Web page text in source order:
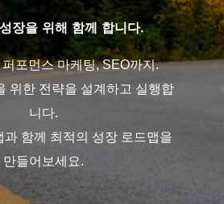
장을 위해 함께 합니다.
포먼스 마케팅, SEO까지.
위한 전략을 설계하고 실행합
니다.
과 함께 최적의 성장 로드맵을
만들어보세요.